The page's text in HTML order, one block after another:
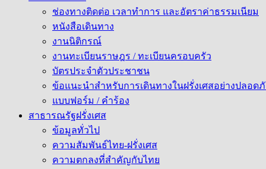
ช่องทางติดต่อ เวลาทำการ และอัตราค่าธรรมเนียม
หนังสือเดินทาง
งานนิติกรณ์
งานทะเบียนราษฎร / ทะเบียนครอบครัว
บัตรประจำตัวประชาชน
ข้อแนะนำสำหรับการเดินทางในฝรั่งเศสอย่างปลอด
แบบฟอร์ม / คำร้อง
สาธารณรัฐฝรั่งเศส
ข้อมูลทั่วไป
ความสัมพันธ์ไทย-ฝรั่งเศส
ความตกลงที่สำคัญกับไทย